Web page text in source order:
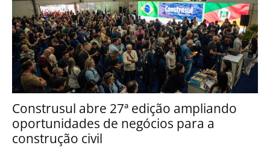
Construsul abre 27ª edição ampliando
oportunidades de negócios para a
construção civil